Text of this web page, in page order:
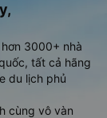
3000+ nhà
tất cả hãng
du lịch phủ
cùng vô vàn